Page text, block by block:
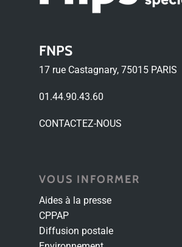
FNPS
17 rue Castagnary, 75015 PARIS
01.44.90.43.60
CONTACTEZ-NOUS
VOUS INFORMER
Aides à la presse
CPPAP
Diffusion postale